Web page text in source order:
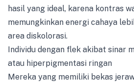
hasil yang ideal, karena kontras
memungkinkan energi cahaya
area diskolorasi.
Individu dengan flek akibat sinar
atau hiperpigmentasi ringan
Mereka yang memiliki bekas